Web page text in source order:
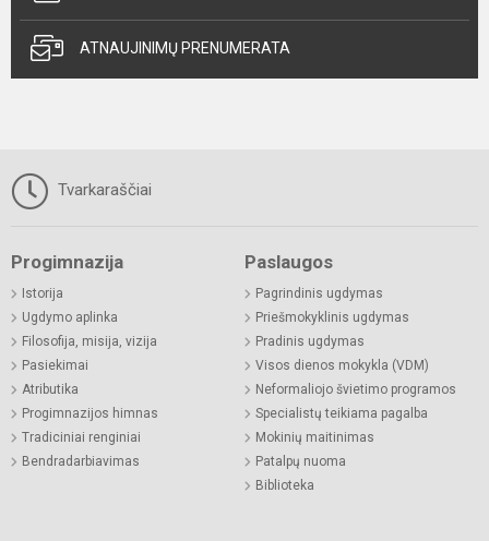
ATNAUJINIMŲ PRENUMERATA
Tvarkaraščiai
Progimnazija
Istorija
Ugdymo aplinka
Filosofija, misija, vizija
Pasiekimai
Atributika
Progimnazijos himnas
Tradiciniai renginiai
Bendradarbiavimas
Paslaugos
Pagrindinis ugdymas
Priešmokyklinis ugdymas
Pradinis ugdymas
Visos dienos mokykla (VDM)
Neformaliojo švietimo programos
Specialistų teikiama pagalba
Mokinių maitinimas
Patalpų nuoma
Biblioteka